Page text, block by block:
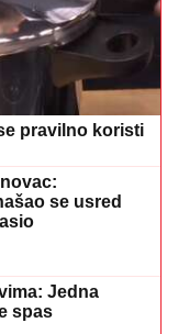
pravilno koristi
se usred
Jedna
spas